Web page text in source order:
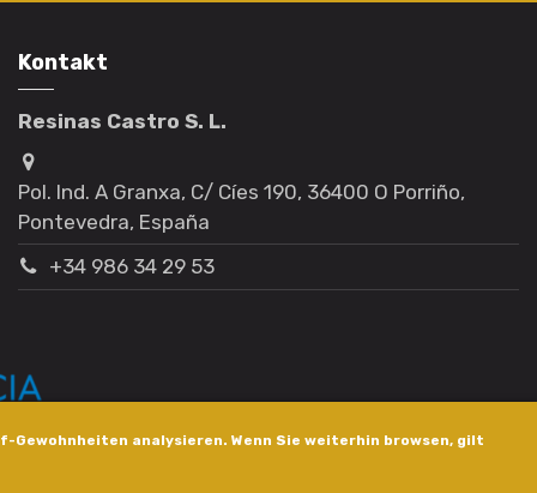
analysieren. Wenn Sie weiterhin browsen, gilt
Kontakt
Resinas Castro S. L.
Pol. Ind. A Granxa, C/ Cíes 190, 36400 O Porriño,
Pontevedra, España
+34 986 34 29 53